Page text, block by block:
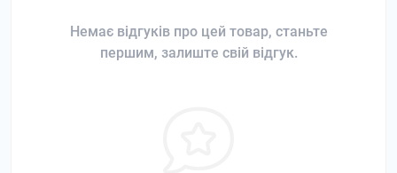
Немає відгуків про цей товар, станьте
першим, залиште свій відгук.